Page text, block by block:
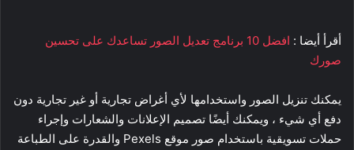
أقرأ أيضا :
افضل 10 برنامج تعديل الصور تساعدك على تحسين
صورك
يمكنك تنزيل الصور واستخدامها لأي أغراض تجارية أو غير تجارية دون
دفع أي شيء ، ويمكنك أيضًا تصميم الإعلانات والشعارات وإجراء
حملات تسويقية باستخدام صور موقع Pexels والقدرة على الطباعة